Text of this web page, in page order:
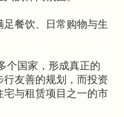
餐饮、日常购物与生
个国家，形成真正的
友善的规划，而投资
与租赁项目之一的市